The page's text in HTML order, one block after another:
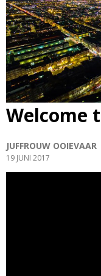
Welcome
JUFFROUW OOIEVAAR
19 JUNI 2017